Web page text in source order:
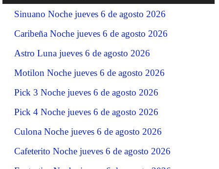
Sinuano Noche jueves 6 de agosto 2026
Caribeña Noche jueves 6 de agosto 2026
Astro Luna jueves 6 de agosto 2026
Motilon Noche jueves 6 de agosto 2026
Pick 3 Noche jueves 6 de agosto 2026
Pick 4 Noche jueves 6 de agosto 2026
Culona Noche jueves 6 de agosto 2026
Cafeterito Noche jueves 6 de agosto 2026